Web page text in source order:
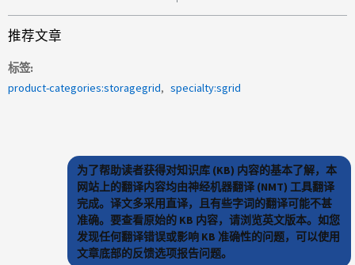
推荐文章
标签
product-categories:storagegrid
specialty:sgrid
为了帮助读者获得对知识库 (KB) 内容的基本了解，本
网站上的翻译内容均由神经机器翻译 (NMT) 工具翻译
完成。译文多采用直译，且有些字词的翻译可能不甚
准确。要查看原始的 KB 内容，请浏览英文版本。如您
发现任何翻译错误或影响 KB 准确性的问题，可以使用
文章底部的反馈选项报告问题。